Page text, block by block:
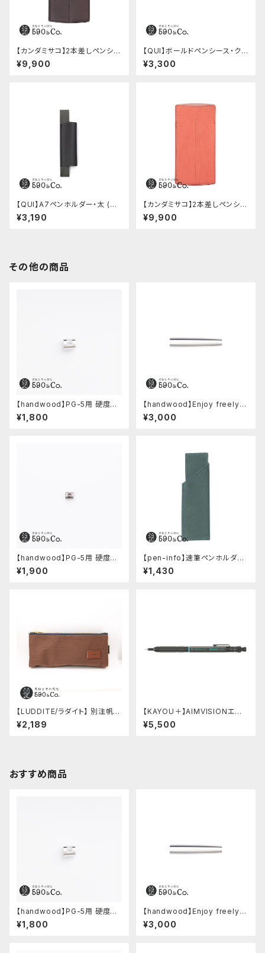
【カンダミサコ】2本差しペンシー
ス・ショート用 ミネルバボックス
(カスターニョ)
¥9,900
【QUI】ボールドペンシース・ク
ードゥー (ブルー)
¥3,300
【QUI】A7ペンホルダー・太 (ブ
ラック)
¥3,190
【カンダミサコ】2本差しペンシー
ス・ミネルバボックス (ローズア
ンティコ)
¥9,900
その他の商品
【handwood】PG-5用 硬度表
示窓 (超超ジュラルミン/正方形)
¥1,800
【handwood】Enjoy freely
後軸 (超超ジュラルミン)
¥3,000
【handwood】PG-5用 硬度表
示窓 (ステンレス/六角窓)
¥1,900
【pen-info】速筆ペンホルダー
590&Co.別注色 (アクアブル
ー)
¥1,430
【LUDDITE/ラダイト】 別注帆布
ベンディペンケース (コーヒー)
¥2,189
【KAYOU＋】AIMVISIONエイ
ムビジョン (ストーンブラック)
¥5,500
おすすめ商品
【handwood】PG-5用 硬度表
示窓 (超超ジュラルミン/正方形)
¥1,800
【handwood】Enjoy freely
後軸 (超超ジュラルミン)
¥3,000